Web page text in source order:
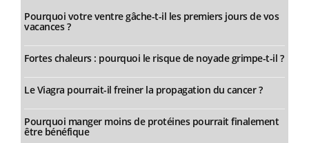
Pourquoi votre ventre gâche-t-il les premiers jours de vos
vacances ?
Fortes chaleurs : pourquoi le risque de noyade grimpe-t-il ?
Le Viagra pourrait-il freiner la propagation du cancer ?
Pourquoi manger moins de protéines pourrait finalement
être bénéfique